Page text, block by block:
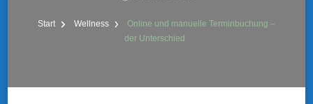
Start Wellness
Online und manuelle Terminbuchung –
der Unterschied